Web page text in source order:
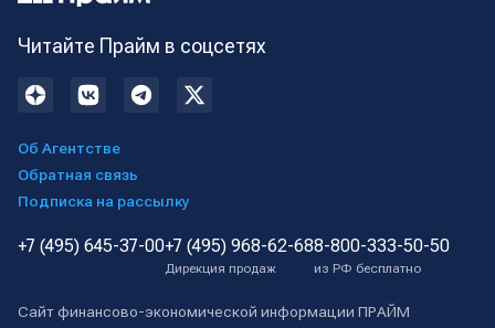
Читайте Прайм в соцсетях
Об Агентстве
Обратная связь
Подписка на рассылку
+7 (495) 645-37-00+7 (495) 968-62-68
Дирекция продаж
8-800-333-50-50
из РФ бесплатно
Сайт финансово-экономической информации ПРАЙМ